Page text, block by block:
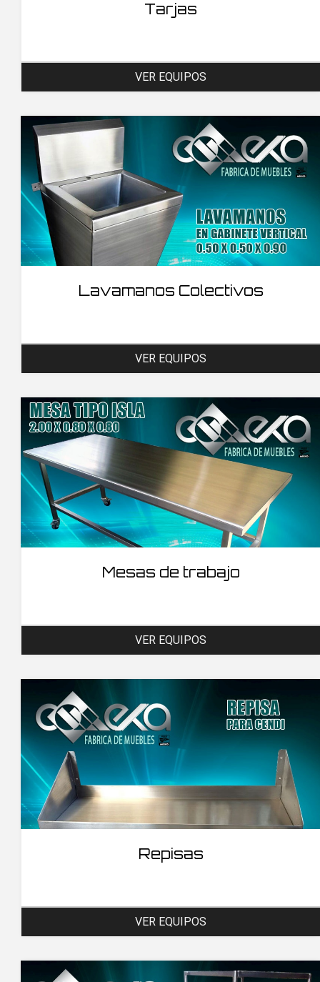
Tarjas
VER EQUIPOS
Lavamanos Colectivos
VER EQUIPOS
Mesas de trabajo
VER EQUIPOS
Repisas
VER EQUIPOS